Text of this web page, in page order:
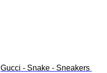
Gucci - Snake - Sneakers